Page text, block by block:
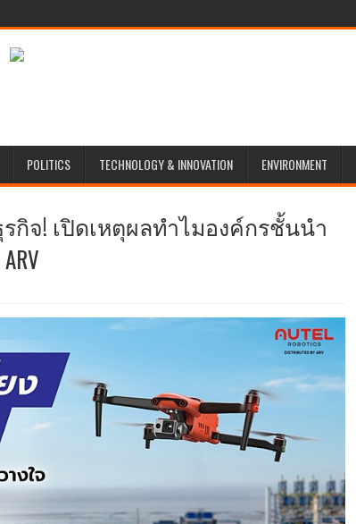
POLITICS TECHNOLOGY & INNOVATION ENVIRONMENT
กิจ! เปิดเหตุผลทำไมองค์กรชั้นนำ